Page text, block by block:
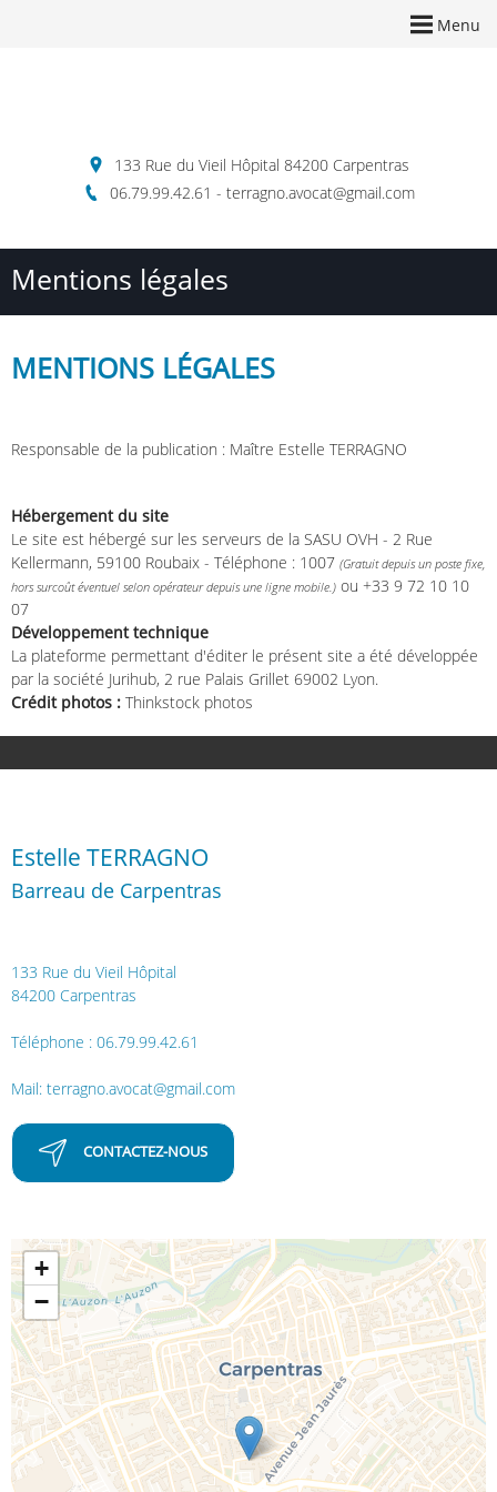
Menu
133 Rue du Vieil Hôpital 84200 Carpentras
06.79.99.42.61 - terragno.avocat@gmail.com
Mentions légales
MENTIONS LÉGALES
Responsable de la publication : Maître Estelle TERRAGNO
Hébergement du site
Le site est hébergé sur les serveurs de la SASU OVH - 2 Rue
Kellermann, 59100 Roubaix - Téléphone : 1007 (Gratuit depuis un poste fixe,
hors surcoût éventuel selon opérateur depuis une ligne mobile.) ou +33 9 72 10 10
07
Développement technique
La plateforme permettant d'éditer le présent site a été développée
par la société Jurihub, 2 rue Palais Grillet 69002 Lyon.
Crédit photos : Thinkstock photos
Estelle TERRAGNO
Barreau de Carpentras
​​​​​​​133 Rue du Vieil Hôpital
84200 Carpentras
Téléphone : 06.79.99.42.61
Mail: terragno.avocat@gmail.com
CONTACTEZ-NOUS
+
−